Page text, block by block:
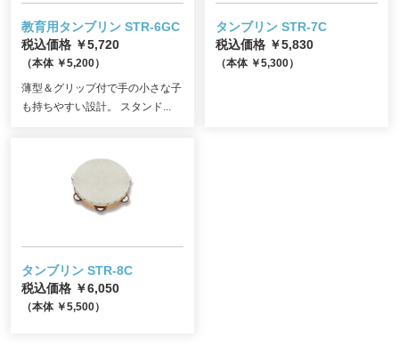
教育用タンブリン STR-6GC
税込価格 ￥5,720
（本体 ￥5,200）
薄型＆グリップ付で手の小さな子
も持ちやすい設計。 スタンド...
タンブリン STR-7C
税込価格 ￥5,830
（本体 ￥5,300）
タンブリン STR-8C
税込価格 ￥6,050
（本体 ￥5,500）